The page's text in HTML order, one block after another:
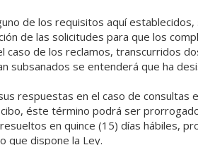
de los requisitos aquí
de las solicitudes para que los
caso de los reclamos, transcurridos
subsanados se entenderá que ha
respuestas en el caso de consultas
éste término podrá ser
en quince (15) días hábiles,
que dispone la Ley.